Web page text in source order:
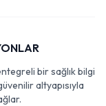
bir sağlık bilgi
altyapısıyla